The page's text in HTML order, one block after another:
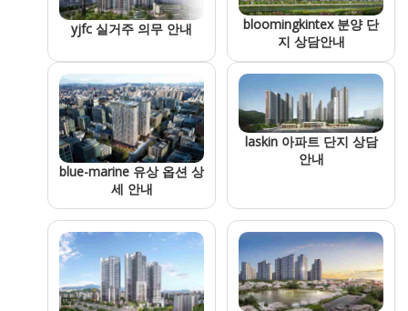
yjfc 실거주 의무 안내
bloomingkintex 분양 단
지 상담안내
blue-marine 유상 옵션 상
세 안내
laskin 아파트 단지 상담
안내